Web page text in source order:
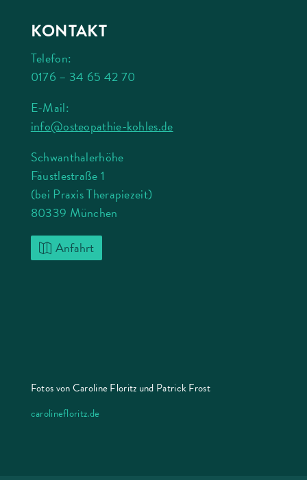
KONTAKT
Telefon:
0176 – 34 65 42 70
E-Mail:
info@osteopathie-kohles.de
Schwanthalerhöhe
Fäustlestraße 1
(bei Praxis Therapiezeit)
80339 München
Anfahrt
Fotos von Caroline Floritz und Patrick Frost
carolinefloritz.de